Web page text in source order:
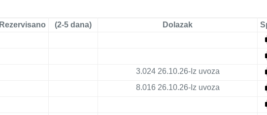
Rezervisano (2-5 dana) Dolazak
3.024 26.10.26-Iz uvoza
8.016 26.10.26-Iz uvoza